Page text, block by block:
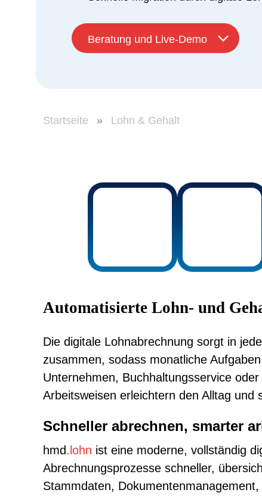
Beratung und Live-Demo
Startseite » Lohn & Gehalt
Automatisierte Lohn- und
Die digitale Lohnabrechnung sorgt in
zusammen, sodass monatliche
Unternehmen, Buchhaltungsservice
Arbeitsweisen erleichtern den Alltag
Schneller abrechnen, smarter
hmd.lohn ist eine moderne, vollständig
Abrechnungsprozesse schneller,
Stammdaten,